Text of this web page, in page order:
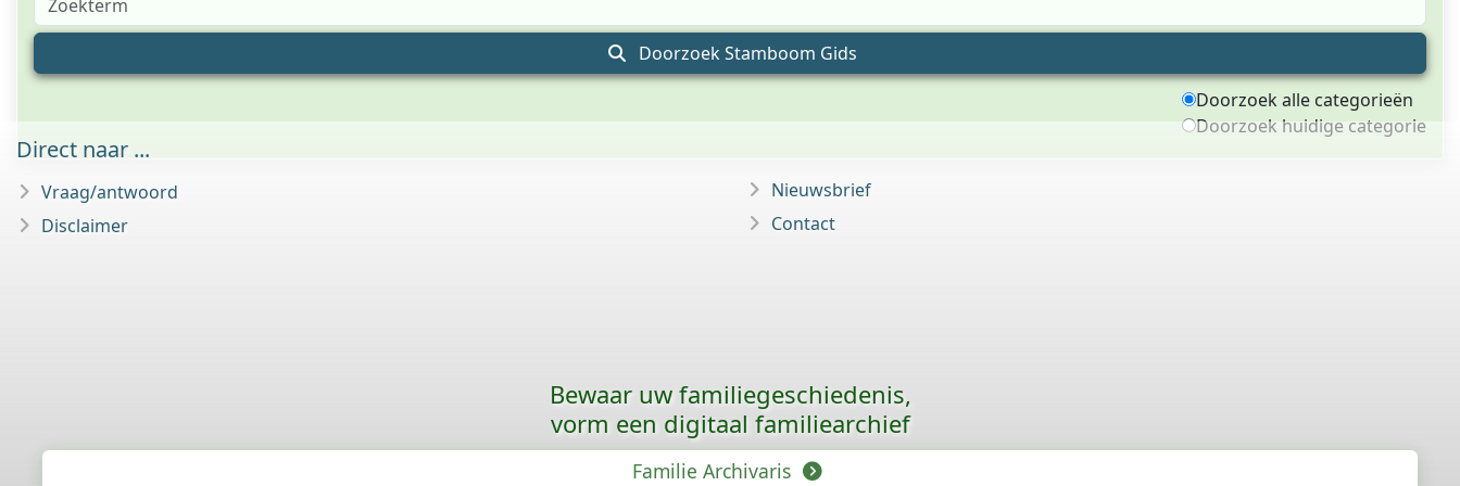
Doorzoek Stamboom Gids
Doorzoek alle categorieën
Doorzoek huidige categorie
Direct naar ...
Vraag/antwoord
Disclaimer
Nieuwsbrief
Contact
Bewaar uw familie­geschiedenis,
vorm een digitaal familiearchief
Familie Archivaris